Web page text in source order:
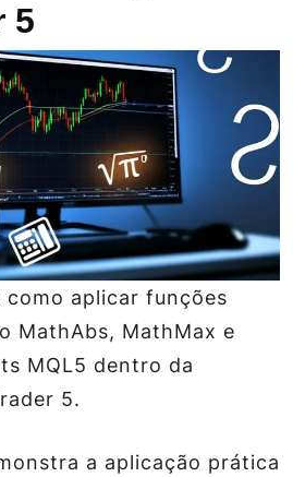
5
como aplicar funções
MathAbs, MathMax e
MQL5 dentro da
5.
a aplicação prática